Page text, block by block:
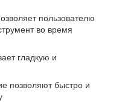
пользователю
во время
гладкую и
позволяют быстро и